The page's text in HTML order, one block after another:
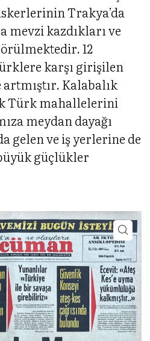
Trakya’da
mevzi kazdıkları ve
12
karşı girişilen
Kalabalık
Türk mahallelerini
meydan dayağı
gelen ve iş yerlerine de
güçlükler